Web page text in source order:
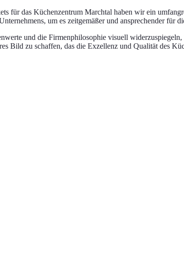
für das Küchenzentrum Marchtal haben wir ein
um es zeitgemäßer und ansprechender für
und die Firmenphilosophie visuell
Bild zu schaffen, das die Exzellenz und Qualität des